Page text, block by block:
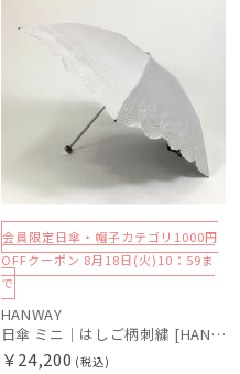
会員限定日傘・帽子カテゴリ1000円
OFFクーポン 8月18日(火)10：59ま
で
HANWAY
日傘 ミニ｜はしご柄刺繍 [HANWAY]
￥24,200 (税込)